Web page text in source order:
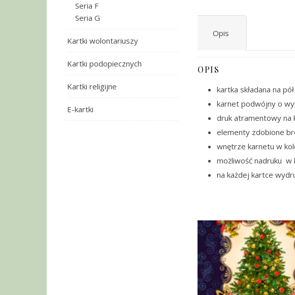
Seria F
Seria G
Kartki wolontariuszy
Kartki podopiecznych
Kartki religijne
E-kartki
Opis
OPIS
kartka składana na pół
karnet podwójny o
druk atramentowy na
elementy zdobione
wnętrze karnetu w
możliwość nadruku w
na każdej kartce